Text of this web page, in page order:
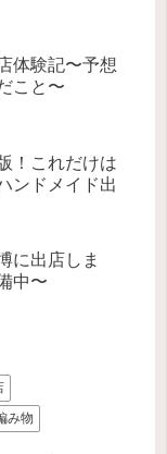
体験記〜予想
こと〜
！これだけは
ンドメイド出
に出店しま
中〜
み物